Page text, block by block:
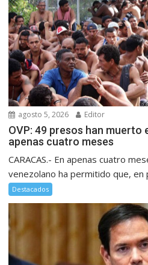
agosto 5, 2026 Editor
OVP: 49 presos han muerto
apenas cuatro meses
CARACAS.- En apenas cuatro
venezolano ha permitido que, en
Destacados